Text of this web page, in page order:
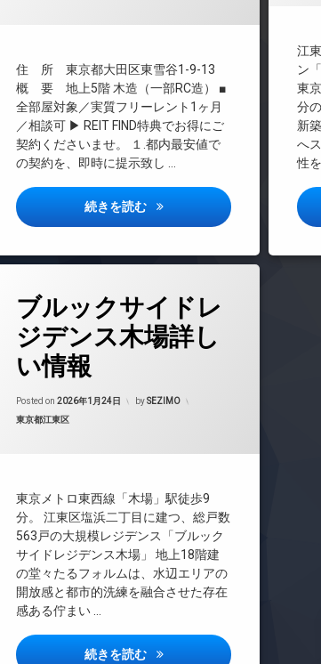
江
ン
東
分
新
へ
性
オート
デザイ
バイク
ラウン
内廊下
敷地内
防犯カ
住 所 東京都大田区東雪谷1-9-13
概 要 地上5階 木造（一部RC造） ■
全部屋対象／実質フリーレント1ヶ月
／相談可 ▶ REIT FIND特典でお得にご
契約くださいませ。 １.都内最安値で
の契約を、即時に提示致し …
続きを読む ブリリアイスト洗足池の杜詳し
オートロック
デザイナーズ
バイク置き場
ペット可
ラウンジ
内廊下
宅配ボックス
防犯カメラ
駐輪場
ブルックサイドレ
ジデンス木場詳し
い情報
Posted on 2026年1月24日 bySEZIMO
カテゴリー:
東京都江東区
東京メトロ東西線「木場」駅徒歩9
分。 江東区塩浜二丁目に建つ、総戸数
563戸の大規模レジデンス「ブルック
サイドレジデンス木場」 地上18階建
の堂々たるフォルムは、水辺エリアの
開放感と都市的洗練を融合させた存在
感ある佇まい …
続きを読む ブルックサイドレジデンス木
24時間管理
CATV
REIT系ブランドマンション
オートロック
デザイナーズ
バイク置き場
ペット可
ラウンジ
宅配ボックス